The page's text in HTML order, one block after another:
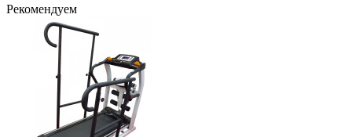
Рекомендуем